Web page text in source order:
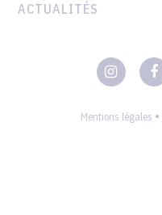
ACTUALITÉS
Mentions légales •